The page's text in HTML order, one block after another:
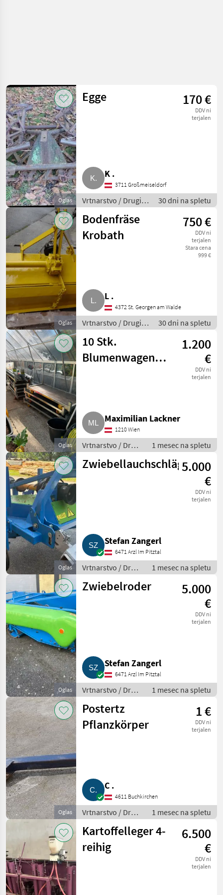
Oglas
Egge 170 €
DDV ni
terjalen
K .
3711 Großmeiseldorf
Vrtnarstvo / Drugi
stroji za vrtnarstvo
30 dni na spletu
Oglas
Bodenfräse
Krobath
750 €
DDV ni
terjalen
Stara cena
999 €
L .
4372 St. Georgen am Walde
Vrtnarstvo / Drugi
stroji za vrtnarstvo
30 dni na spletu
Oglas
10 Stk.
Blumenwagen
1.200
€
DDV ni
terjalen
Maximilian Lackner
1210 Wien
Vrtnarstvo / Drugi
stroji za
vrtnarstvo
1 mesec na spletu
Oglas
Zwiebellauchschlägler5.000
€
DDV ni
terjalen
Stefan Zangerl
6471 Arzl Im Pitztal
Vrtnarstvo / Drugi
stroji za
vrtnarstvo
1 mesec na spletu
Oglas
Zwiebelroder
5.000
€
DDV ni
terjalen
Stefan Zangerl
6471 Arzl Im Pitztal
Vrtnarstvo / Drugi
stroji za
vrtnarstvo
1 mesec na spletu
Oglas
Postertz
Pflanzkörper
1 €
DDV ni
terjalen
C .
4611 Buchkirchen
Vrtnarstvo / Drugi
stroji za
vrtnarstvo
1 mesec na spletu
Kartoffelleger 4-
reihig
6.500
€
DDV ni
terjalen